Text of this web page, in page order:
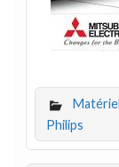
Philips